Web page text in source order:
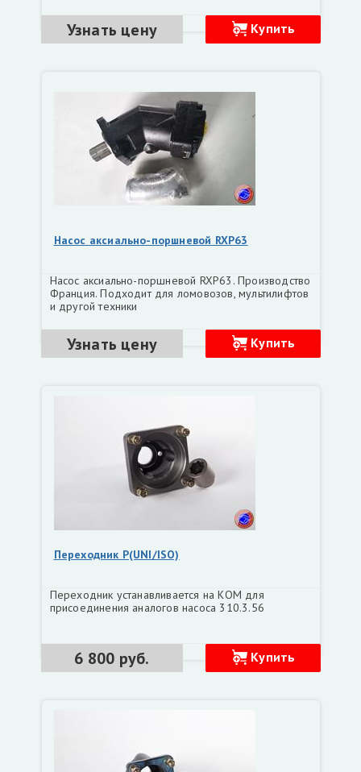
Узнать цену Купить
Насос аксиально-поршневой RXP63
Насос аксиально-поршневой RXP63. Производство
Франция. Подходит для ломовозов, мультилифтов
и другой техники
Узнать цену Купить
Переходник P(UNI/ISO)
Переходник устанавливается на КОМ для
присоединения аналогов насоса 310.3.56
6 800 руб. Купить